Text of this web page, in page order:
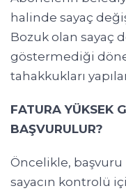
halinde sayaç
Bozuk olan sayaç
göstermediği
tahakkukları
FATURA YÜKSEK
BAŞVURULUR?
Öncelikle, başvuru
sayacın kontrolü